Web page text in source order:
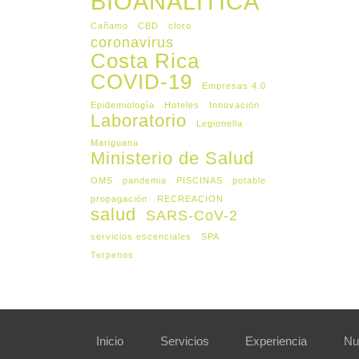
Cañamo CBD cloro
coronavirus
Costa Rica
COVID-19
Empresas 4.0
Epidemiología
Hoteles Innovación
Laboratorio
Legionella
Mariguana
Ministerio de Salud
OMS pandemia PISCINAS
potable
propagación
RECREACION
salud SARS-CoV-2
servicios escenciales
SPA
Terpenos
Inicio Servicios Experiencia